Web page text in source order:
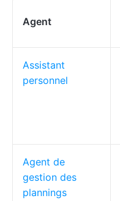
Agent
Assistant
personnel
Agent de
gestion des
plannings